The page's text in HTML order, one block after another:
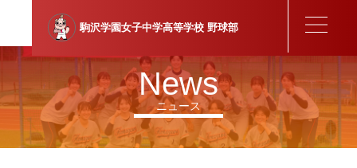
駒沢学園女子中学高等学校 野球部
ニュース
News